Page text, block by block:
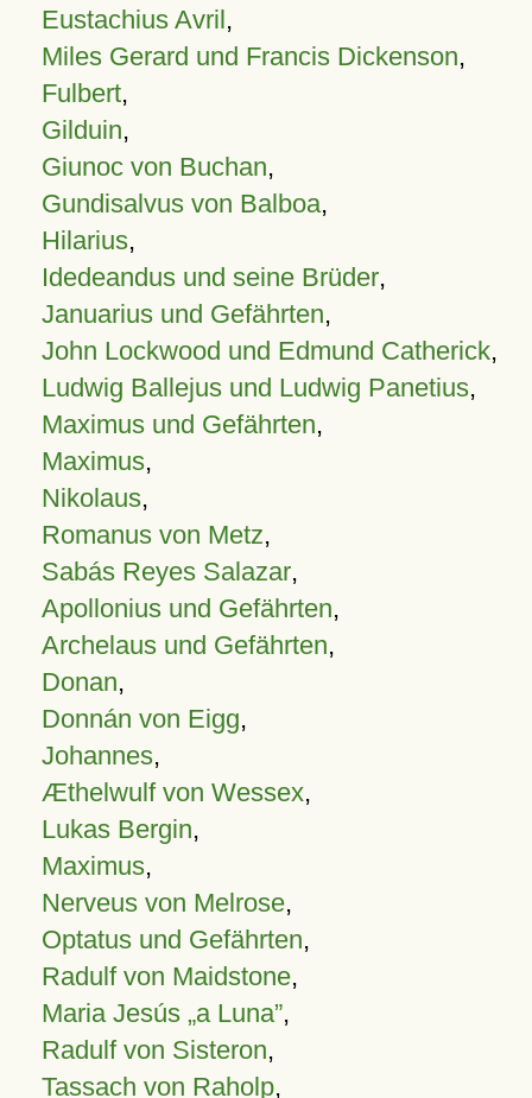
Eustachius Avril,
Miles Gerard und Francis Dickenson,
Fulbert,
Gilduin,
Giunoc von Buchan,
Gundisalvus von Balboa,
Hilarius,
Idedeandus und seine Brüder,
Januarius und Gefährten,
John Lockwood und Edmund Catherick,
Ludwig Ballejus und Ludwig Panetius,
Maximus und Gefährten,
Maximus,
Nikolaus,
Romanus von Metz,
Sabás Reyes Salazar,
Apollonius und Gefährten,
Archelaus und Gefährten,
Donan,
Donnán von Eigg,
Johannes,
Æthelwulf von Wessex,
Lukas Bergin,
Maximus,
Nerveus von Melrose,
Optatus und Gefährten,
Radulf von Maidstone,
Maria Jesús „a Luna”,
Radulf von Sisteron,
Tassach von Raholp,